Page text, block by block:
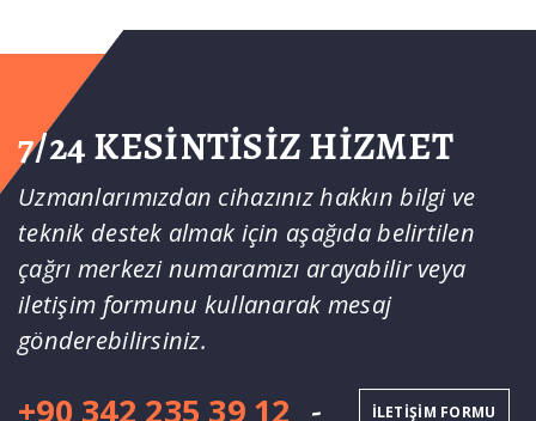
7/24 KESINTISIZ HIZMET
Uzmanlarımızdan cihazınız hakkın bilgi ve
teknik destek almak için aşağıda belirtilen
çağrı merkezi numaramızı arayabilir veya
iletişim formunu kullanarak mesaj
gönderebilirsiniz.
+90 342 235 39 12 - İLETIŞIM FORMU